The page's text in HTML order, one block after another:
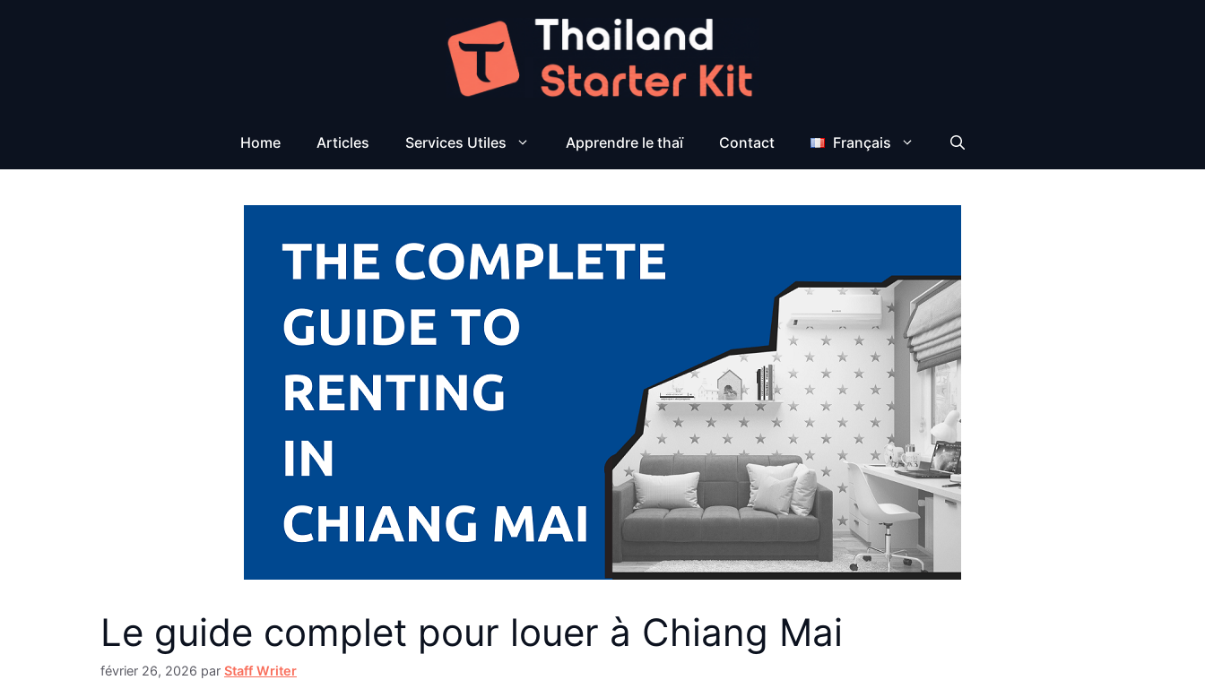
Home Articles Services Utiles Apprendre le thaï Contact Français
Le guide complet pour louer à Chiang Mai
février 26, 2026 par Staff Writer